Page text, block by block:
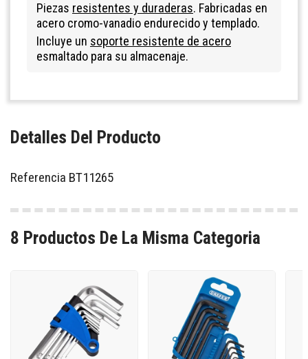
Piezas resistentes y duraderas. Fabricadas en
acero cromo-vanadio endurecido y templado.
Incluye un soporte resistente de acero
esmaltado para su almacenaje.
Detalles Del Producto
Referencia BT11265
8 Productos De La Misma Categoria